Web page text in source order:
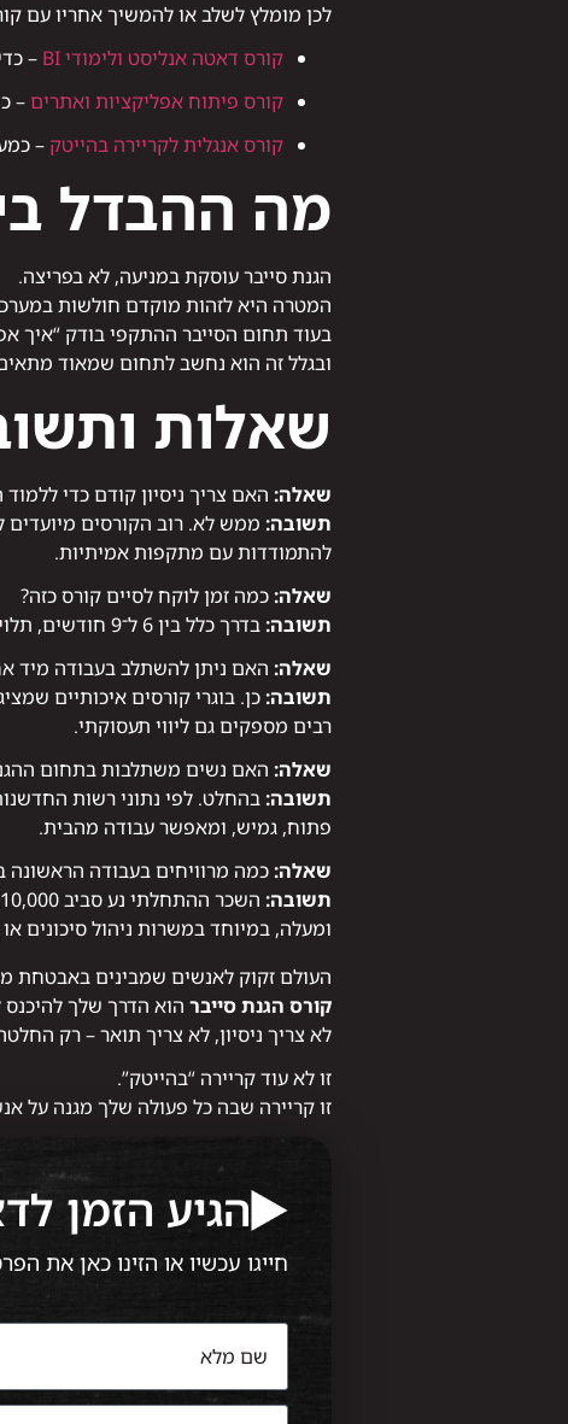
לכן מומלץ לשלב או להמשיך אחריו עם
קורס דאטה אנליסט ולימודי BI
–
קורס פיתוח אפליקציות ואתרים –
קורס אנגלית לקריירה בהייטק –
מה ההבדל
הגנת סייבר עוסקת במניעה, לא בפריצה.
המטרה היא לזהות מוקדם חולשות
בעוד תחום הסייבר ההתקפי בודק “איך
ובגלל זה הוא נחשב לתחום שמאוד
שאלות
שאלה: האם צריך ניסיון קודם כדי ללמוד
תשובה: ממש לא. רוב הקורסים
להתמודדות עם מתקפות אמיתיות.
שאלה:כמה זמן לוקח לסיים קורס כזה?
תשובה:בדרך כלל בין 6 ל־9 חודשים, תלוי במסלול. יש גם תוכניות מואצות שנמשכות כ־4 חודשים בלבד, עם לימודים אונליין.
שאלה: האם ניתן להשתלב בעבודה מיד
תשובה:
רבים מספקים גם ליווי תעסוקתי.
שאלה: האם נשים משתלבות בתחום
תשובה:
פתוח, גמיש, ומאפשר עבודה מהבית.
שאלה:כמה מרוויחים בעבודה הראשונה
תשובה:
ומעלה, במיוחד במשרות ניהול סיכונים או
העולם זקוק לאנשים שמבינים באבטחת
קורס הגנת סייבר הוא הדרך שלך
לא צריך ניסיון, לא צריך תואר – רק
זו לא עוד קריירה “בהייטק”.
זו קריירה שבה כל פעולה שלך מגנה על
הגיע הזמן
חייגו עכשיו או הזינו כאן את